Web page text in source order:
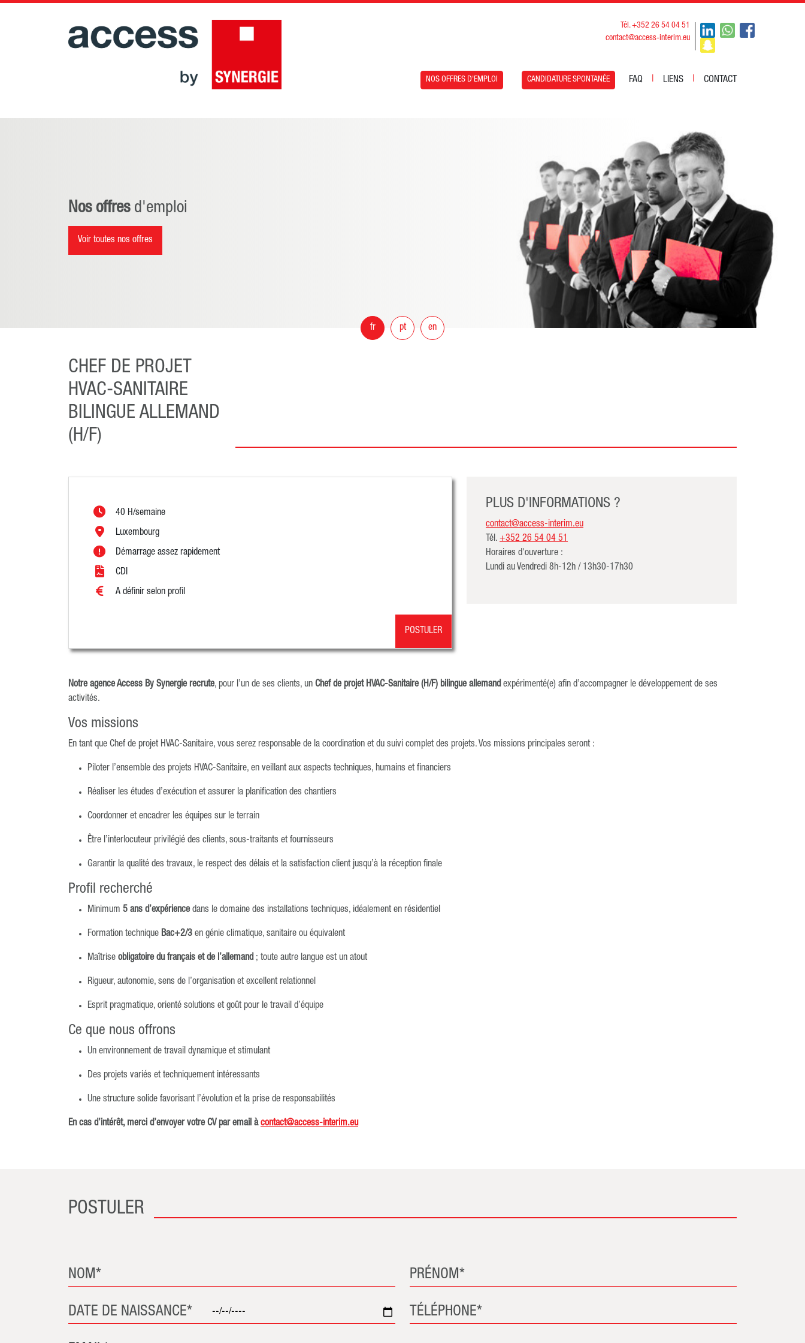
Tél. +352 26 54 04 51
contact@access-interim.eu
NOS OFFRES D'EMPLOI CANDIDATURE SPONTANÉE FAQ | LIENS | CONTACT
Nos offresd'emploi
Voir toutes nos offres
fr pt en
CHEF DE PROJET
HVAC-SANITAIRE
BILINGUE ALLEMAND
(H/F)
40 H/semaine
Luxembourg
Démarrage assez rapidement
CDI
A définir selon profil
POSTULER
PLUS D'INFORMATIONS ?
contact@access-interim.eu
Tél. +352 26 54 04 51
Horaires d'ouverture :
Lundi au Vendredi 8h-12h / 13h30-17h30
Notre agence Access By Synergie recrute, pour l’un de ses clients, un Chef de projet HVAC-Sanitaire (H/F) bilingue allemandexpérimenté(e) afin d’accompagner le développement de ses
activités.
Vos missions
En tant que Chef de projet HVAC-Sanitaire, vous serez responsable de la coordination et du suivi complet des projets. Vos missions principales seront :
Piloter l’ensemble des projets HVAC-Sanitaire, en veillant aux aspects techniques, humains et financiers
Réaliser les études d’exécution et assurer la planification des chantiers
Coordonner et encadrer les équipes sur le terrain
Être l’interlocuteur privilégié des clients, sous-traitants et fournisseurs
Garantir la qualité des travaux, le respect des délais et la satisfaction client jusqu’à la réception finale
Profil recherché
Minimum 5 ans d’expériencedans le domaine des installations techniques, idéalement en résidentiel
Formation technique Bac+2/3 en génie climatique, sanitaire ou équivalent
Maîtrise obligatoire du français et de l’allemand; toute autre langue est un atout
Rigueur, autonomie, sens de l’organisation et excellent relationnel
Esprit pragmatique, orienté solutions et goût pour le travail d’équipe
Ce que nous offrons
Un environnement de travail dynamique et stimulant
Des projets variés et techniquement intéressants
Une structure solide favorisant l’évolution et la prise de responsabilités
En cas d’intérêt, merci d’envoyer votre CV par email àcontact@access-interim.eu
POSTULER
NOM* PRÉNOM*
DATE DE NAISSANCE* TÉLÉPHONE*